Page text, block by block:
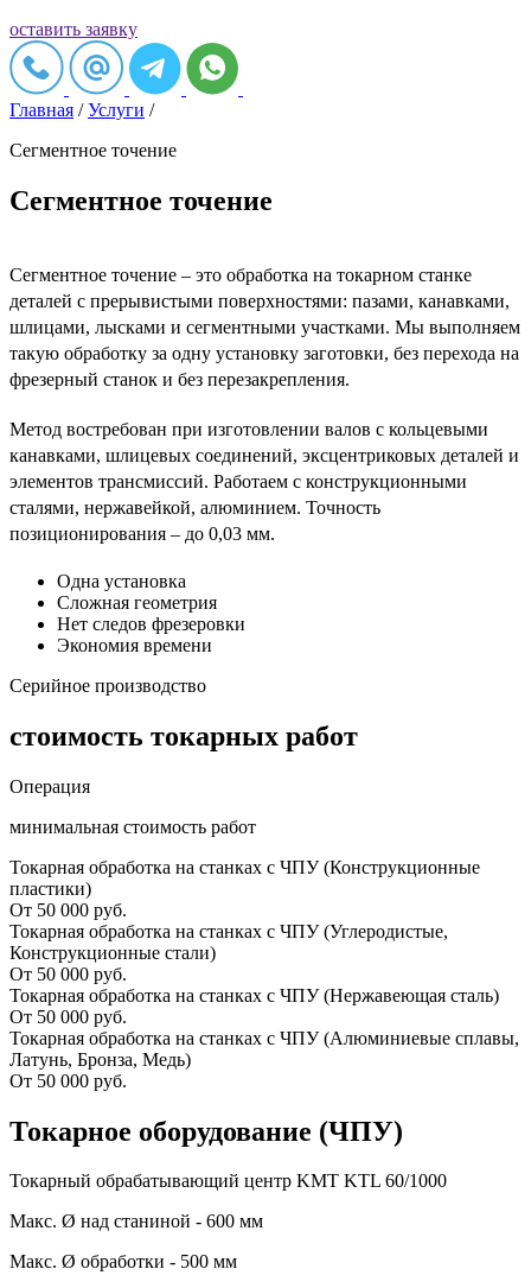
оставить заявку
Главная / Услуги /
Сегментное точение
Сегментное точение
Сегментное точение – это обработка на токарном станке
деталей с прерывистыми поверхностями: пазами, канавками,
шлицами, лысками и сегментными участками. Мы выполняем
такую обработку за одну установку заготовки, без перехода на
фрезерный станок и без перезакрепления.
Метод востребован при изготовлении валов с кольцевыми
канавками, шлицевых соединений, эксцентриковых деталей и
элементов трансмиссий. Работаем с конструкционными
сталями, нержавейкой, алюминием. Точность
позиционирования – до 0,03 мм.
Одна установка
Сложная геометрия
Нет следов фрезеровки
Экономия времени
Серийное производство
стоимость токарных работ
Операция
минимальная стоимость работ
Токарная обработка на станках с ЧПУ (Конструкционные
пластики)
От 50 000 руб.
Токарная обработка на станках с ЧПУ (Углеродистые,
Конструкционные стали)
От 50 000 руб.
Токарная обработка на станках с ЧПУ (Нержавеющая сталь)
От 50 000 руб.
Токарная обработка на станках с ЧПУ (Алюминиевые сплавы,
Латунь, Бронза, Медь)
От 50 000 руб.
Токарное оборудование (ЧПУ)
Токарный обрабатывающий центр KMT KTL 60/1000
Макс. Ø над станиной - 600 мм
Макс. Ø обработки - 500 мм